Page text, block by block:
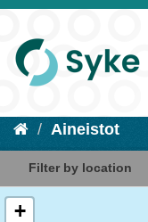
Aineistot
Filter by location
+